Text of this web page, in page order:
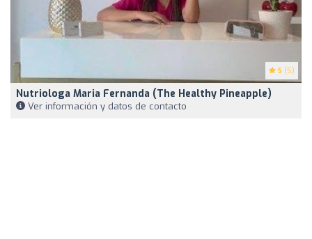
5 (5)
Nutriologa Maria Fernanda (The Healthy Pineapple)
Ver información y datos de contacto